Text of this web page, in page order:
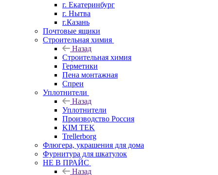
г. Екатеринбург
г. Нытва
г.Казань
Почтовые ящики
Строительная химия
Назад
Строительная химия
Герметики
Пена монтажная
Спреи
Уплотнители
Назад
Уплотнители
Производство Россия
KIM TEK
Trellerborg
Флюгера, украшения для дома
Фурнитура для шкатулок
НЕ В ПРАЙС
Назад